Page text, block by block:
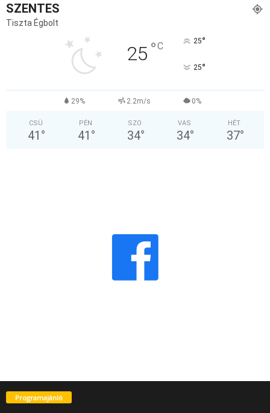
SZENTES
Tiszta Égbolt
25 °C 25°
25°
29% 2.2m/s 0%
CSÜ
41 °
PÉN
41 °
SZO
34°
VAS
34°
HÉT
37°
Programajánló